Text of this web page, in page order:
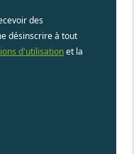
des
désinscrire à tout
d'utilisationet la